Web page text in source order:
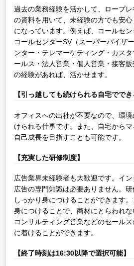
過去の業務経験を活かして、ロープ
の資料を用いて、未経験の方でも安
になっています。例えば、コールセ
コールセンターSV（スーパーバイザ
ンター・テレマーケティング・カス
ールス・法人営業・個人営業・接客
の経験があれば、活かせます。
【引っ越しても続けられる自宅ででき
オフィスへの出社が不要なので、環
けられる仕事です。また、自宅からマ
自己成長を目指すことも可能です。
【充実した研修制度】
広告業界未経験者も大歓迎です。イ
広告の専門知識は必要ありません。
しっかり身につけることができます
身につけることで、商材にとらわれ
コンサルティング営業などのセール
に着けることができます。
【終了時刻は16:30以降で選択可能】